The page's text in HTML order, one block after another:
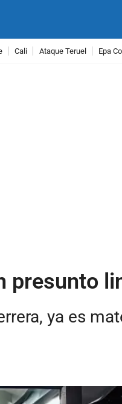
Cali Ataque Teruel Epa
presunto
ya es